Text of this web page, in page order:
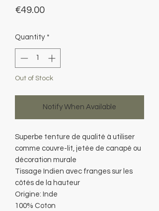
€49.00Price
Quantity *
Out of Stock
Notify When Available
Superbe tenture de qualité à utiliser
comme couvre-lit, jetée de canapé ou
décoration murale
Tissage Indien avec franges sur les
côtés de la hauteur
Origine: Inde
100% Coton